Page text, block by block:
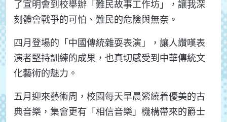
了宣明會到校舉辦「難民故事工作坊」，讓我深
刻體會戰爭的可怕、難民的危險與無奈。
四月登場的「中國傳統雜耍表演」，讓人讚嘆表
演者堅持訓練的成果，也真切感受到中華傳統文
化藝術的魅力。
五月迎來藝術周，校園每天早晨縈繞着優美的古
典音樂，集會更有「相信音樂」機構帶來的爵士